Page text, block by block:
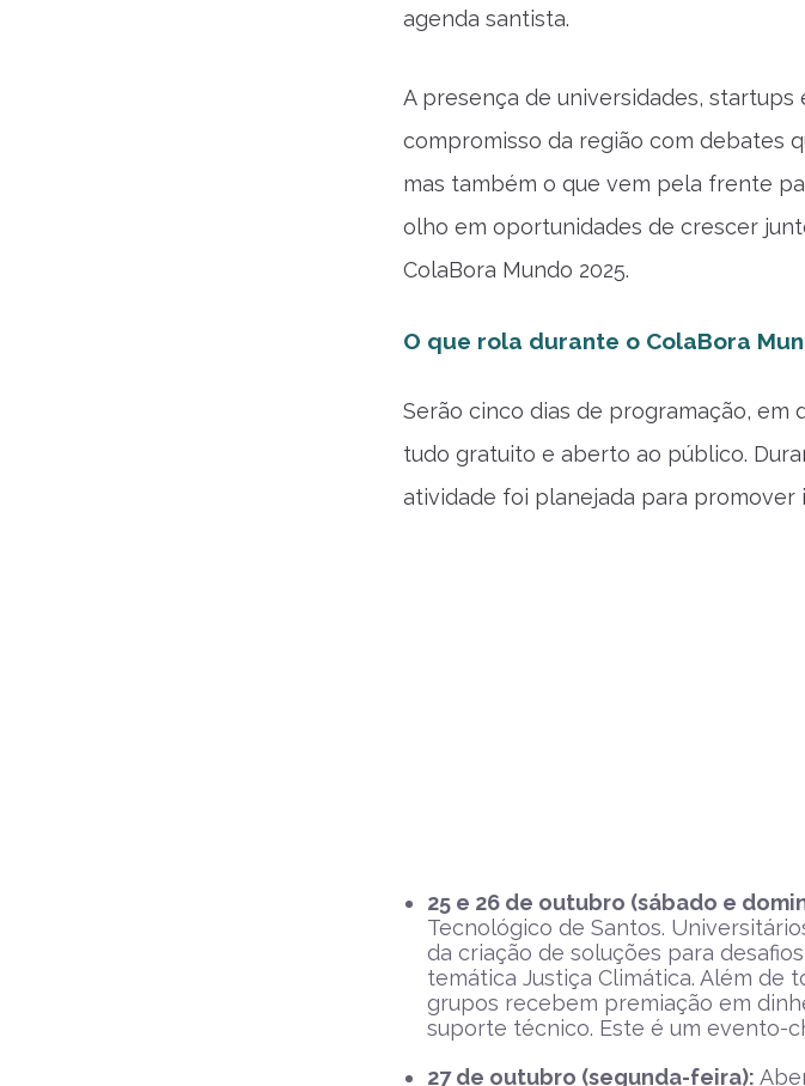
agenda santista.
A presença de universidades,
compromisso da região com debates
mas também o que vem pela frente
olho em oportunidades de crescer
ColaBora Mundo 2025.
O que rola durante o ColaBora
Serão cinco dias de programação, em
tudo gratuito e aberto ao público.
atividade foi planejada para promover
25 e 26 de outubro (sábado e
Tecnológico de Santos.
da criação de soluções para
temática Justiça Climática. Além de
grupos recebem premiação em
suporte técnico. Este é um evento-
27 de outubro (segunda-feira):